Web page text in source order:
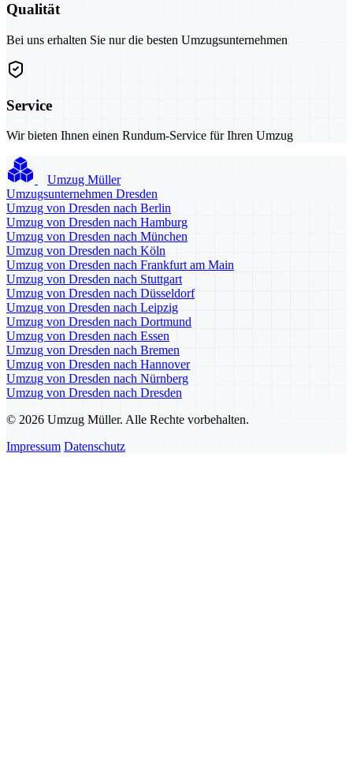
Qualität
Bei uns erhalten Sie nur die besten Umzugsunternehmen
Service
Wir bieten Ihnen einen Rundum-Service für Ihren Umzug
Umzug Müller
Umzugsunternehmen Dresden
Umzug von Dresden nach Berlin
Umzug von Dresden nach Hamburg
Umzug von Dresden nach München
Umzug von Dresden nach Köln
Umzug von Dresden nach Frankfurt am Main
Umzug von Dresden nach Stuttgart
Umzug von Dresden nach Düsseldorf
Umzug von Dresden nach Leipzig
Umzug von Dresden nach Dortmund
Umzug von Dresden nach Essen
Umzug von Dresden nach Bremen
Umzug von Dresden nach Hannover
Umzug von Dresden nach Nürnberg
Umzug von Dresden nach Dresden
© 2026 Umzug Müller. Alle Rechte vorbehalten.
Impressum Datenschutz